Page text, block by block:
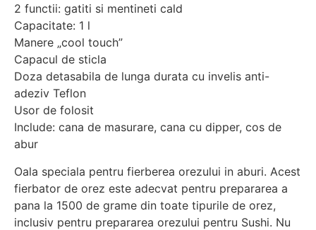
2 functii: gatiti si mentineti cald
Capacitate: 1 l
Manere „cool touch”
Capacul de sticla
Doza detasabila de lunga durata cu invelis anti-
adeziv Teflon
Usor de folosit
Include: cana de masurare, cana cu dipper, cos de
abur
Oala speciala pentru fierberea orezului in aburi. Acest
fierbator de orez este adecvat pentru prepararea a
pana la 1500 de grame din toate tipurile de orez,
inclusiv pentru prepararea orezului pentru Sushi. Nu